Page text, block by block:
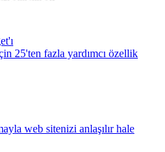
25'ten fazla yardımcı özellik
web sitenizi anlaşılır hale